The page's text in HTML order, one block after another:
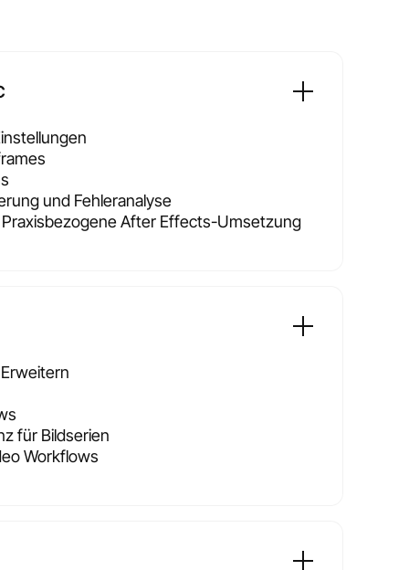
und Fehleranalyse
After Effects-Umsetzung
für Bildserien
Workflows